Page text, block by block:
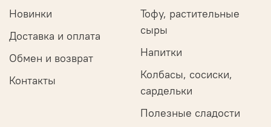
Новинки
Доставка и оплата
Обмен и возврат
Контакты
Тофу, растительные
сыры
Напитки
Колбасы, сосиски,
сардельки
Полезные сладости